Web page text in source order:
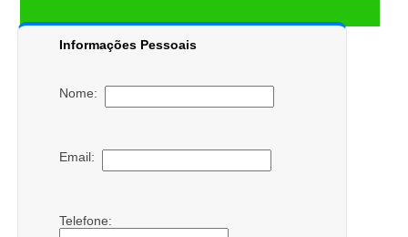
Informações Pessoais
Nome:
Email:
Telefone: